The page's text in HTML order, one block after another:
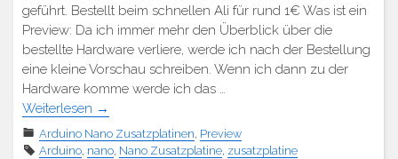
geführt. Bestellt beim schnellen Ali für rund 1€ Was ist ein
Preview: Da ich immer mehr den Überblick über die
bestellte Hardware verliere, werde ich nach der Bestellung
eine kleine Vorschau schreiben. Wenn ich dann zu der
Hardware komme werde ich das …
Weiterlesen →
Arduino Nano Zusatzplatinen, Preview
Arduino, nano, Nano Zusatzplatine, zusatzplatine